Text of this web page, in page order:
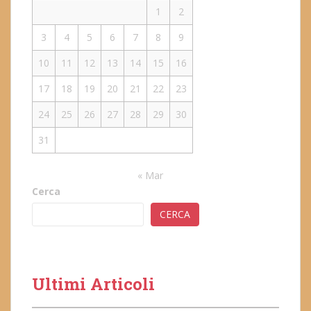
1
2
3
4 5 6 7 8
9
10
11 12 13 14 15
16
17
18 19 20 21 22
23
24
25 26 27 28 29
30
31
« Mar
Cerca
CERCA
Ultimi Articoli